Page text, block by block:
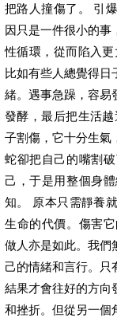
把路人撞傷了。 引
因只是一件很小的事
性循環，從而陷入更
比如有些人總覺得
緒。遇事急躁，容易
發酵，最后把生活
子割傷，它十分生氣
蛇卻把自己的嘴割
己，于是用整個身
知。 原本只需靜養
生命的代價。傷害
做人亦是如此。我們
己的情緒和言行。只
結果才會往好的方向
和挫折。但從另一個